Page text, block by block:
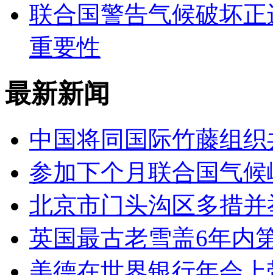
联合国警告气候破坏
重要性
最新新闻
中国将同国际竹藤组
参加下个月联合国气
北京市门头沟区多措
英国最古老雪盖6年内